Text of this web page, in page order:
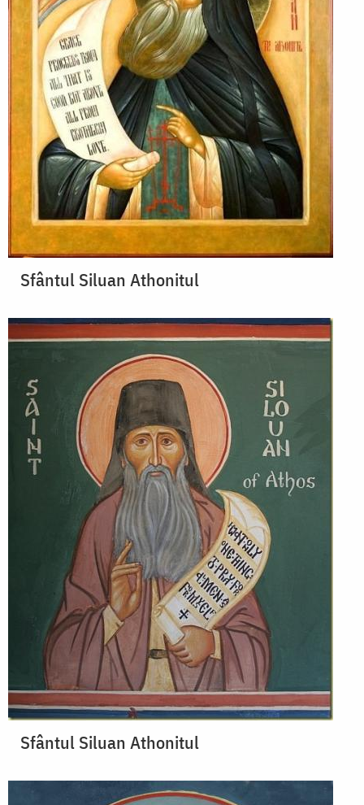
Sfântul Siluan Athonitul
Sfântul Siluan Athonitul